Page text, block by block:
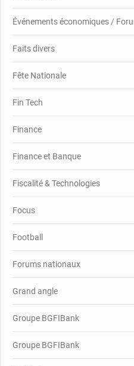
Événements économiques /
Faits divers
Fête Nationale
Fin Tech
Finance
Finance et Banque
Fiscalité & Technologies
Focus
Football
Forums nationaux
Grand angle
Groupe BGFIBank
Groupe BGFIBank